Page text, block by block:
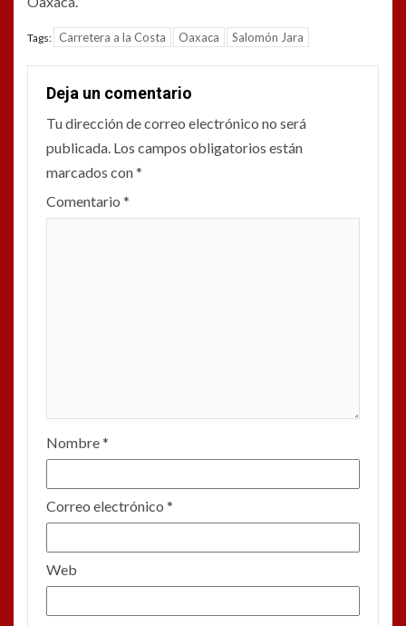
Tags: Carretera a la Costa Oaxaca Salomón Jara
Deja un comentario
Tu dirección de correo electrónico no será
publicada. Los campos obligatorios están
marcados con*
Comentario *
Nombre*
Correo electrónico *
Web